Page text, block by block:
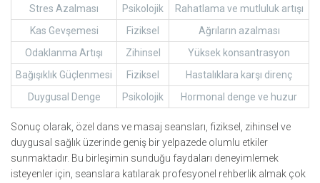
Stres Azalması
Psikolojik
Rahatlama ve mutluluk artışı
Kas Gevşemesi
Fiziksel
Ağrıların azalması
Odaklanma Artışı
Zihinsel
Yüksek konsantrasyon
Bağışıklık Güçlenmesi
Fiziksel
Hastalıklara karşı direnç
Duygusal Denge
Psikolojik Hormonal denge ve huzur
Sonuç olarak, özel dans ve masaj seansları, fiziksel, zihinsel ve
duygusal sağlık üzerinde geniş bir yelpazede olumlu etkiler
sunmaktadır. Bu birleşimin sunduğu faydaları deneyimlemek
isteyenler için, seanslara katılarak profesyonel rehberlik almak çok